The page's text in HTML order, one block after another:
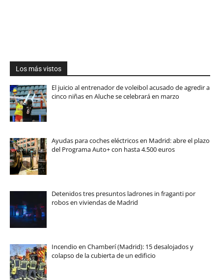
Los más vistos
El juicio al entrenador de voleibol acusado de agredir a
cinco niñas en Aluche se celebrará en marzo
Ayudas para coches eléctricos en Madrid: abre el plazo
del Programa Auto+ con hasta 4.500 euros
Detenidos tres presuntos ladrones in fraganti por
robos en viviendas de Madrid
Incendio en Chamberí (Madrid): 15 desalojados y
colapso de la cubierta de un edificio